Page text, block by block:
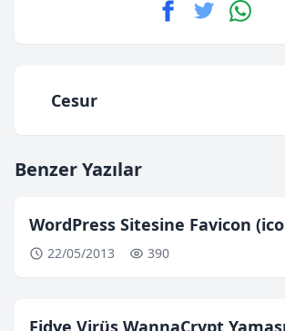
Cesur
Benzer Yazılar
WordPress Sitesine Favicon
22/05/2013 390
Fidye Virüs WannaCrypt